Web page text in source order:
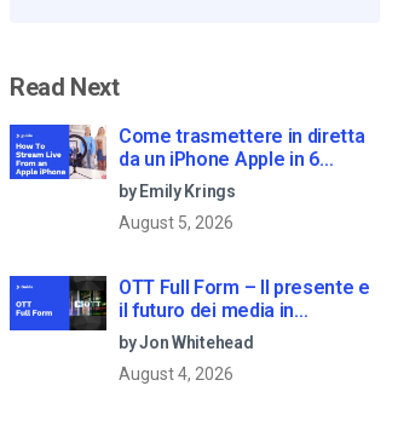
Read Next
Come trasmettere in diretta
da un iPhone Apple in 6
semplici passi
by Emily Krings
August 5, 2026
OTT Full Form – Il presente e
il futuro dei media in
streaming
by Jon Whitehead
August 4, 2026